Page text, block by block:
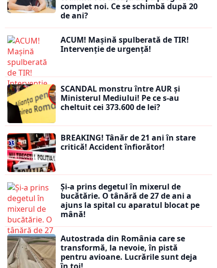
complet noi. Ce se schimbă după 20
de ani?
ACUM! Mașină spulberată de TIR!
Intervenție de urgență!
SCANDAL monstru între AUR și
Ministerul Mediului! Pe ce s-au
cheltuit cei 373.600 de lei?
BREAKING! Tânăr de 21 ani în stare
critică! Accident înfiorător!
Și-a prins degetul în mixerul de
bucătărie. O tânără de 27 de ani a
ajuns la spital cu aparatul blocat pe
mână!
Autostrada din România care se
transformă, la nevoie, în pistă
pentru avioane. Lucrările sunt deja